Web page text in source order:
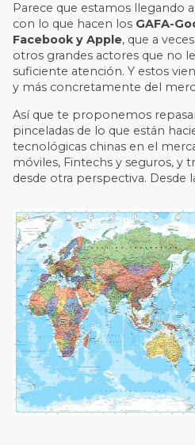
Parece que estamos llegando
con lo que hacen los GAFA-
Facebook y Apple, que a
otros grandes actores que no
suficiente atención. Y estos
y más concretamente del
Así que te proponemos
pinceladas de lo que están
tecnológicas chinas en el
móviles, Fintechs y seguros, y
desde otra perspectiva. Desde